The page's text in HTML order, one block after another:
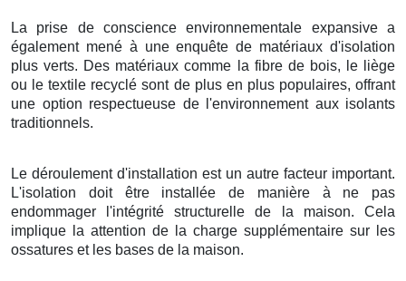
La prise de conscience environnementale expansive a
également mené à une enquête de matériaux d'isolation
plus verts. Des matériaux comme la fibre de bois, le liège
ou le textile recyclé sont de plus en plus populaires, offrant
une option respectueuse de l'environnement aux isolants
traditionnels.
Le déroulement d'installation est un autre facteur important.
L'isolation doit être installée de manière à ne pas
endommager l'intégrité structurelle de la maison. Cela
implique la attention de la charge supplémentaire sur les
ossatures et les bases de la maison.